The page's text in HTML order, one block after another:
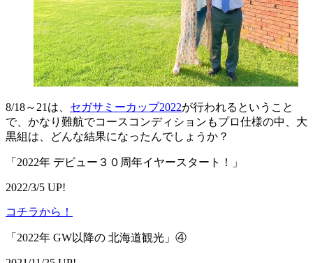
8/18～21は、 セガサミーカップ2022が行われるということ
で、かなり難航でコースコンディションもプロ仕様の中、大
黒組は、どんな結果になったんでしょうか？
「2022年 デビュー３０周年イヤースタート！」
2022/3/5 UP!
コチラから！
「2022年 GW以降の 北海道観光」④